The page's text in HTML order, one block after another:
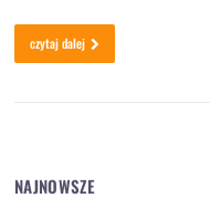
czytaj dalej
NAJNOWSZE